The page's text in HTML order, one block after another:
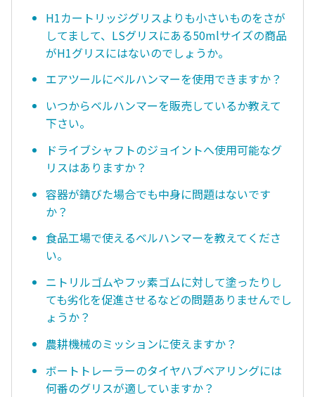
H1カートリッジグリスよりも小さいものをさが
してまして、LSグリスにある50mlサイズの商品
がH1グリスにはないのでしょうか。
エアツールにベルハンマーを使用できますか？
いつからベルハンマーを販売しているか教えて
下さい。
ドライブシャフトのジョイントへ使用可能なグ
リスはありますか？
容器が錆びた場合でも中身に問題はないです
か？
食品工場で使えるベルハンマーを教えてくださ
い。
ニトリルゴムやフッ素ゴムに対して塗ったりし
ても劣化を促進させるなどの問題ありませんでし
ょうか？
農耕機械のミッションに使えますか？
ボートトレーラーのタイヤハブベアリングには
何番のグリスが適していますか？